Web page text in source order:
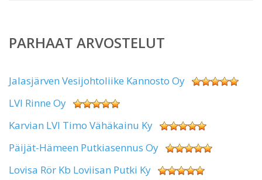
PARHAAT ARVOSTELUT
Jalasjärven Vesijohtoliike Kannosto Oy
LVI Rinne Oy
Karvian LVI Timo Vähäkainu Ky
Päijät-Hämeen Putkiasennus Oy
Lovisa Rör Kb Loviisan Putki Ky